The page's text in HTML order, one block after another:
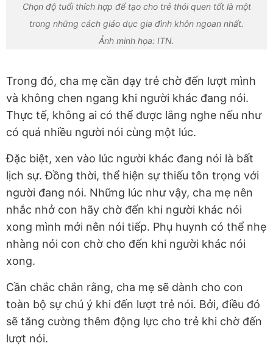
Chọn độ tuổi thích hợp để tạo cho trẻ thói quen tốt là một
trong những cách giáo dục gia đình khôn ngoan nhất.
Ảnh minh họa: ITN.
Trong đó, cha mẹ cần dạy trẻ chờ đến lượt mình
và không chen ngang khi người khác đang nói.
Thực tế, không ai có thể được lắng nghe nếu như
có quá nhiều người nói cùng một lúc.
Đặc biệt, xen vào lúc người khác đang nói là bất
lịch sự. Đồng thời, thể hiện sự thiếu tôn trọng với
người đang nói. Những lúc như vậy, cha mẹ nên
nhắc nhở con hãy chờ đến khi người khác nói
xong mình mới nên nói tiếp. Phụ huynh có thể nhẹ
nhàng nói con chờ cho đến khi người khác nói
xong.
Cần chắc chắn rằng, cha mẹ sẽ dành cho con
toàn bộ sự chú ý khi đến lượt trẻ nói. Bởi, điều đó
sẽ tăng cường thêm động lực cho trẻ khi chờ đến
lượt nói.